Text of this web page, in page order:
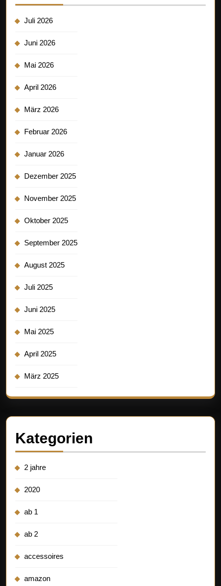
Juli 2026
Juni 2026
Mai 2026
April 2026
März 2026
Februar 2026
Januar 2026
Dezember 2025
November 2025
Oktober 2025
September 2025
August 2025
Juli 2025
Juni 2025
Mai 2025
April 2025
März 2025
Kategorien
2 jahre
2020
ab 1
ab 2
accessoires
amazon